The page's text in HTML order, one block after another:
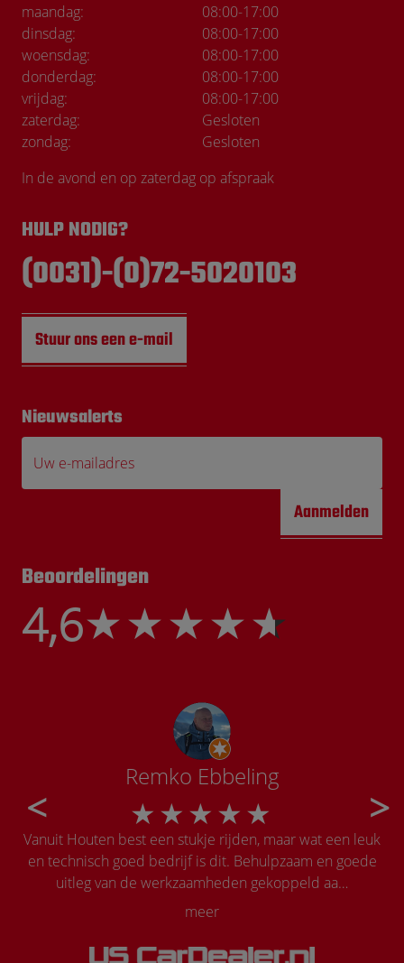
maandag: 08:00-17:00
dinsdag:
08:00-17:00
woensdag:
08:00-17:00
donderdag:
08:00-17:00
vrijdag:
08:00-17:00
zaterdag:
Gesloten
zondag:
Gesloten
In de avond en op zaterdag op afspraak
HULP NODIG?
(0031)-(0)72-5020103
Stuur ons een e-mail
Nieuwsalerts
Uw e-mailadres
Aanmelden
Beoordelingen
4,6
Remko Ebbeling
Vanuit Houten best een stukje rijden, maar wat een leuk
en technisch goed bedrijf is dit. Behulpzaam en goede
uitleg van de werkzaamheden gekoppeld aa…
meer